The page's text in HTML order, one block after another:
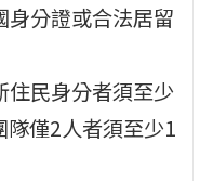
身分證或合法居留
住民身分者須至少
僅2人者須至少1